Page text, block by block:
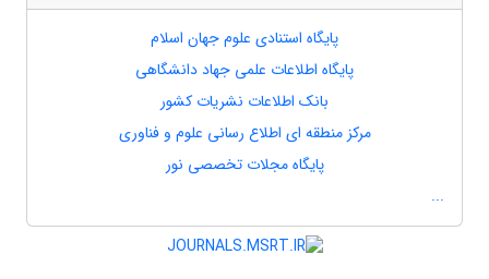
پایگاه استنادی علوم جهان اسلام
پایگاه اطلاعات علمی جهاد دانشگاهی
بانک اطلاعات نشریات کشور
مرکز منطقه ای اطلاع رسانی علوم و فناوری
پایگاه مجلات تخصصی نور
...